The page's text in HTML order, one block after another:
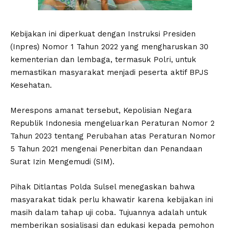
Kebijakan ini diperkuat dengan Instruksi Presiden
(Inpres) Nomor 1 Tahun 2022 yang mengharuskan 30
kementerian dan lembaga, termasuk Polri, untuk
memastikan masyarakat menjadi peserta aktif BPJS
Kesehatan.
Merespons amanat tersebut, Kepolisian Negara
Republik Indonesia mengeluarkan Peraturan Nomor 2
Tahun 2023 tentang Perubahan atas Peraturan Nomor
5 Tahun 2021 mengenai Penerbitan dan Penandaan
Surat Izin Mengemudi (SIM).
Pihak Ditlantas Polda Sulsel menegaskan bahwa
masyarakat tidak perlu khawatir karena kebijakan ini
masih dalam tahap uji coba. Tujuannya adalah untuk
memberikan sosialisasi dan edukasi kepada pemohon